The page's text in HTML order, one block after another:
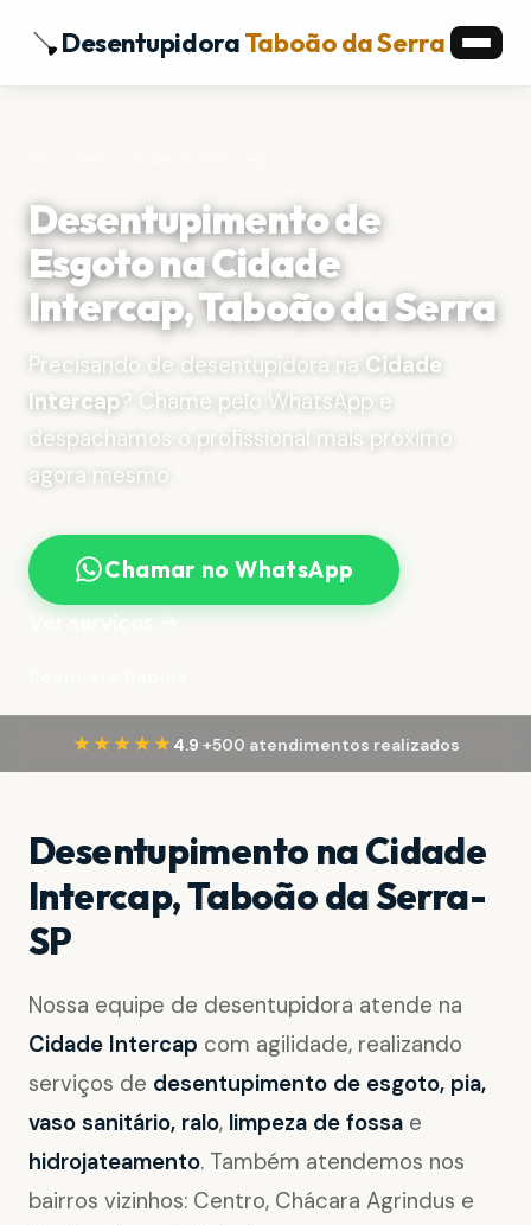
DesentupidoraTaboão da Serra
Desentupimento de
Esgoto na Cidade
Intercap, Taboão da Serra
Precisando de desentupidora na Cidade
Intercap? Chame pelo WhatsApp e
despachamos o profissional mais próximo
agora mesmo.
Chamar no WhatsApp
Ver serviços →
★★★★★ 4.9·+500 atendimentos realizados
Desentupimento na Cidade
Intercap, Taboão da Serra-
SP
Nossa equipe de desentupidora atende na
Cidade Intercap com agilidade, realizando
serviços de desentupimento de esgoto, pia,
vaso sanitário, ralo, limpeza de fossa e
hidrojateamento. Também atendemos nos
bairros vizinhos: Centro, Chácara Agrindus e